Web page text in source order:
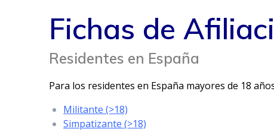
Fichas de
Residentes en España
Para los residentes en España mayores de 18
Militante (>18)
Simpatizante (>18)